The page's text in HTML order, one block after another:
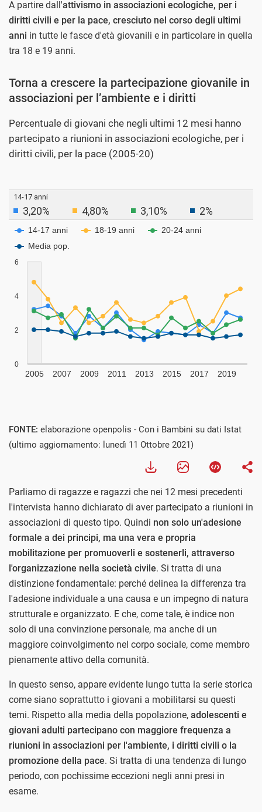
A partire dall'attivismo in associazioni ecologiche, per i
diritti civili e per la pace, cresciuto nel corso degli ultimi
anni in tutte le fasce d'età giovanili e in particolare in quella
tra 18 e 19 anni.
Torna a crescere la partecipazione giovanile in
associazioni per l’ambiente e i diritti
Percentuale di giovani che negli ultimi 12 mesi hanno
partecipato a riunioni in associazioni ecologiche, per i
diritti civili, per la pace (2005-20)
FONTE: elaborazione openpolis - Con i Bambini su dati Istat
(ultimo aggiornamento: lunedì 11 Ottobre 2021)
Parliamo di ragazze e ragazzi che nei 12 mesi precedenti
l'intervista hanno dichiarato di aver partecipato a riunioni in
associazioni di questo tipo. Quindi non solo un'adesione
formale a dei principi, ma una vera e propria
mobilitazione per promuoverli e sostenerli, attraverso
l'organizzazione nella società civile. Si tratta di una
distinzione fondamentale: perché delinea la differenza tra
l'adesione individuale a una causa e un impegno di natura
strutturale e organizzato. E che, come tale, è indice non
solo di una convinzione personale, ma anche di un
maggiore coinvolgimento nel corpo sociale, come membro
pienamente attivo della comunità.
In questo senso, appare evidente lungo tutta la serie storica
come siano soprattutto i giovani a mobilitarsi su questi
temi. Rispetto alla media della popolazione, adolescenti e
giovani adulti partecipano con maggiore frequenza a
riunioni in associazioni per l'ambiente, i diritti civili o la
promozione della pace. Si tratta di una tendenza di lungo
periodo, con pochissime eccezioni negli anni presi in
esame.